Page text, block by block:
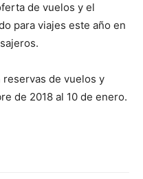
de vuelos y el
para viajes este año en
de vuelos y
de 2018 al 10 de enero.